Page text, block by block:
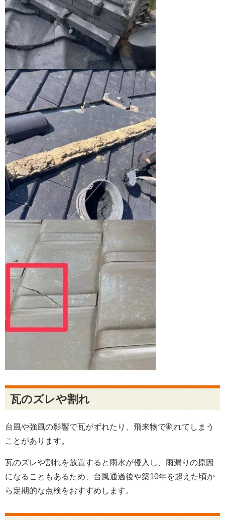
瓦のズレや割れ
台風や強風の影響で瓦がずれたり、飛来物で割れてしまう
ことがあります。
瓦のズレや割れを放置すると雨水が侵入し、雨漏りの原因
になることもあるため、台風通過後や築10年を超えた頃か
ら定期的な点検をおすすめします。